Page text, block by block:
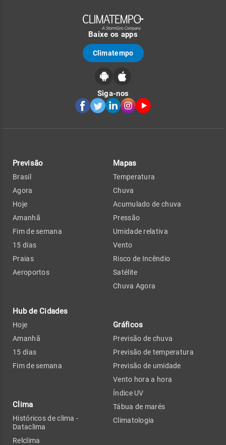
Baixe os apps
Climatempo
Siga-nos
Previsão
Brasil
Agora
Hoje
Amanhã
Fim de semana
15 dias
Praias
Aeroportos
Hub de Cidades
Hoje
Amanhã
15 dias
Fim de semana
Clima
Históricos de clima -
Dataclima
Relclima
Mapas
Temperatura
Chuva
Acumulado de chuva
Pressão
Umidade relativa
Vento
Risco de Incêndio
Satélite
Chuva Agora
Gráficos
Previsão de chuva
Previsão de temperatura
Previsão de umidade
Vento hora a hora
Índice UV
Tábua de marés
Climatologia